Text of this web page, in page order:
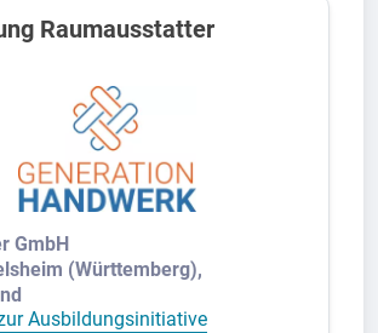
Raumausstatter
GmbH
(Württemberg),
Ausbildungsinitiative